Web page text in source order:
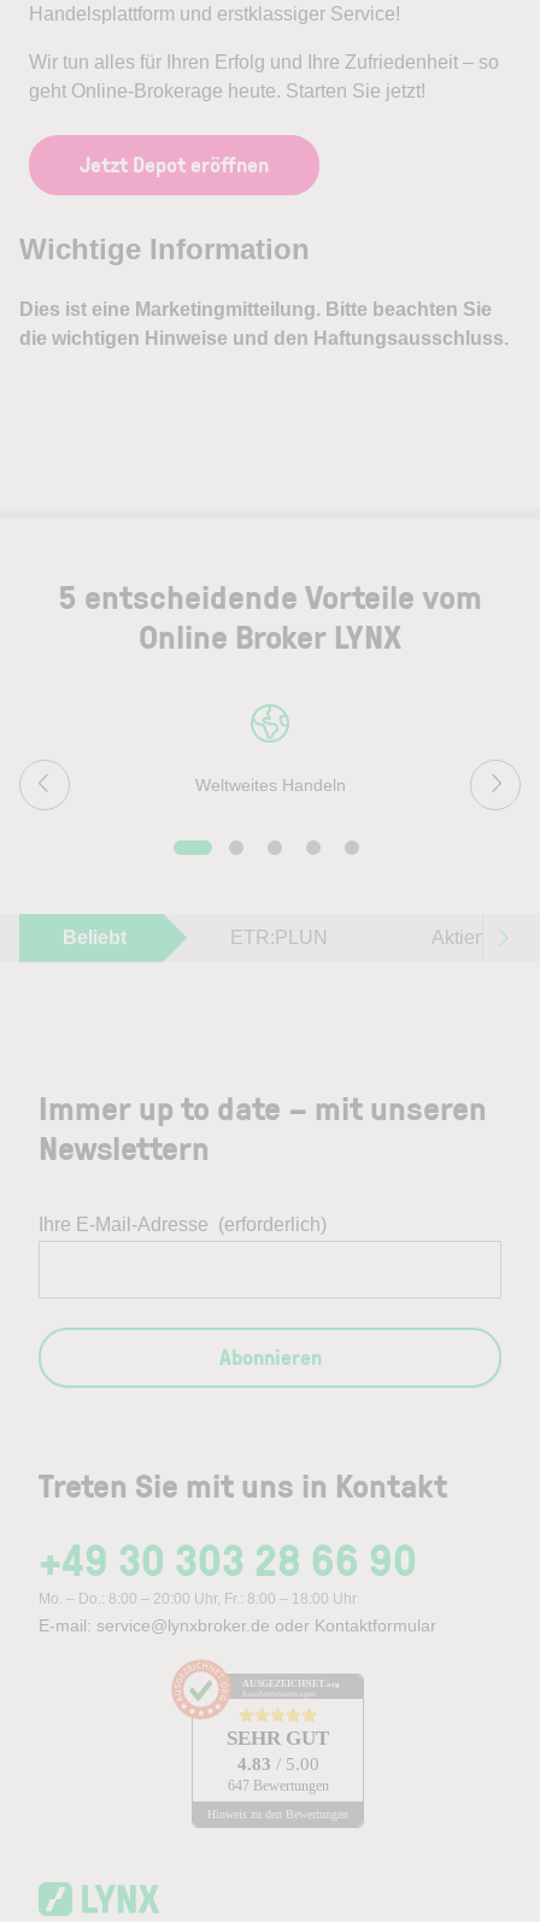
Handelsplattform und erstklassiger Service!
Wir tun alles für Ihren Erfolg und Ihre Zufriedenheit – so
geht Online-Brokerage heute. Starten Sie jetzt!
Jetzt Depot eröffnen
5 entscheidende Vorteile vom
Online Broker LYNX
Weltweites Handeln
Beliebt ETR:PLUN Aktien im
Treten Sie mit uns in Kontakt
+49 30 303 28 66 90
Mo. – Do.: 8:00 – 20:00 Uhr, Fr.: 8:00 – 18:00 Uhr
E-mail: service@lynxbroker.de oder Kontaktformular
AUSGEZEICHNET .org
Kundenbewertungen
SEHR GUT
4.83 / 5.00
647 Bewertungen
Hinweis zu den Bewertungen
Immer up to date – mit unseren
Newslettern
Ihre E-Mail-Adresse (erforderlich)
Abonnieren